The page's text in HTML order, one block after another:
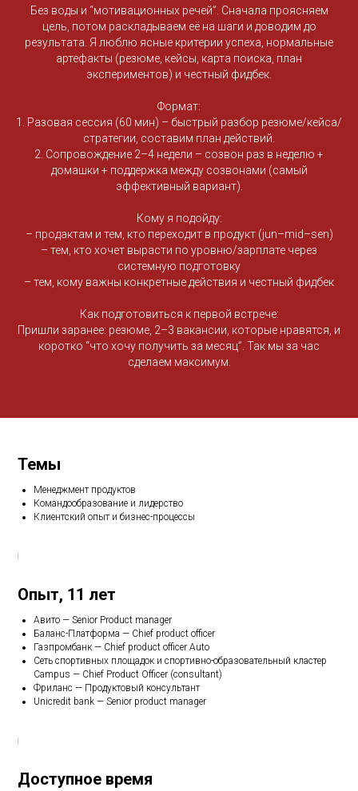
Без воды и “мотивационных речей”. Сначала проясняем
цель, потом раскладываем её на шаги и доводим до
результата. Я люблю ясные критерии успеха, нормальные
артефакты (резюме, кейсы, карта поиска, план
экспериментов) и честный фидбек.
Формат:
1. Разовая сессия (60 мин) – быстрый разбор резюме/кейса/
стратегии, составим план действий.
2. Сопровождение 2–4 недели – созвон раз в неделю +
домашки + поддержка между созвонами (самый
эффективный вариант).
Кому я подойду:
– продактам и тем, кто переходит в продукт (jun–mid–sen)
– тем, кто хочет вырасти по уровню/зарплате через
системную подготовку
– тем, кому важны конкретные действия и честный фидбек
Как подготовиться к первой встрече:
Пришли заранее: резюме, 2–3 вакансии, которые нравятся, и
коротко “что хочу получить за месяц”. Так мы за час
сделаем максимум.
Темы
Менеджмент продуктов
Командообразование и лидерство
Клиентский опыт и бизнес-процессы
Опыт, 11 лет
Авито — Senior Product manager
Баланс-Платформа — Chief product officer
Газпромбанк — Chief product officer Auto
Сеть спортивных площадок и спортивно-образовательный кластер
Campus — Chief Product Officer (consultant)
Фриланс — Продуктовый консультант
Unicredit bank — Senior product manager
Доступное время